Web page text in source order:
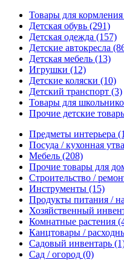
Товары для кормления
Детская обувь (291)
Детская одежда (157)
Детские автокресла
Детская мебель (13)
Игрушки (12)
Детские коляски (10)
Детский транспорт (3)
Товары для
Прочие детские
Предметы интерьера
Посуда / кухонная
Мебель (208)
Прочие товары для
Строительство /
Инструменты (15)
Продукты питания /
Хозяйственный
Комнатные растения
Канцтовары /
Садовый инвентарь
Сад / огород (0)